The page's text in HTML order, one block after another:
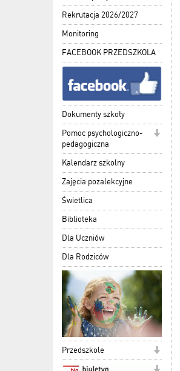
Rekrutacja 2026/2027
Monitoring
FACEBOOK PRZEDSZKOLA
Dokumenty szkoły
Pomoc psychologiczno-
pedagogiczna
Kalendarz szkolny
Zajęcia pozalekcyjne
Świetlica
Biblioteka
Dla Uczniów
Dla Rodziców
Przedszkole